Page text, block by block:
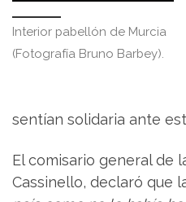
Interior pabellón de Murcia
(Fotografía Bruno Barbey).
sentían solidaria ante
El comisario general de
Cassinello, declaró que